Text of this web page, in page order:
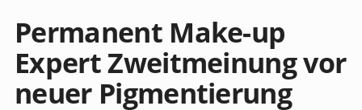
Permanent Make-up
Expert Zweitmeinung vor
neuer Pigmentierung